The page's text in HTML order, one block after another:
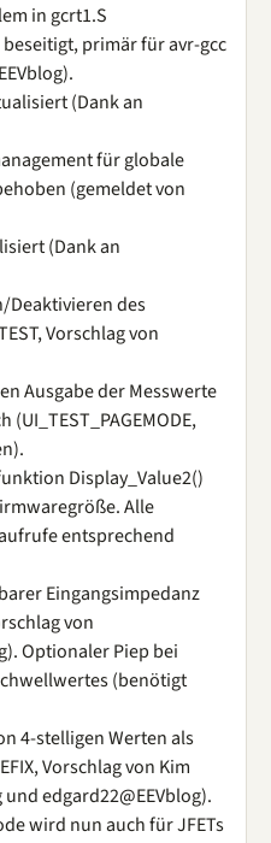
in gcrt1.S
beseitigt, primär für avr-gcc
(Dank an
für globale
(gemeldet von
(Dank an
Deaktivieren des
Vorschlag von
Ausgabe der Messwerte
Display_Value2()
Alle
entsprechend
Eingangsimpedanz
von
Optionaler Piep bei
(benötigt
4-stelligen Werten als
Vorschlag von Kim
edgard22@EEVblog).
wird nun auch für JFETs